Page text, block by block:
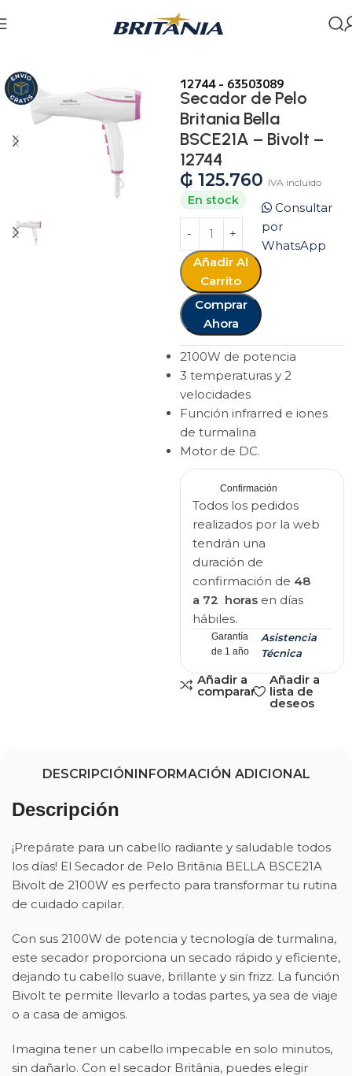
12744 - 63503089
Secador de Pelo
Britania Bella
BSCE21A – Bivolt –
12744
₲ 125.760 IVA incluido
En stock
Añadir Al
Carrito
Comprar
Ahora
Consultar
por
WhatsApp
2100W de potencia
3 temperaturas y 2
velocidades
Función infrarred e iones
de turmalina
Motor de DC.
Confirmación
Todos los pedidos
realizados por la web
tendrán una
duración de
confirmación de 48
a 72 horasen días
hábiles.
Garantía
de 1 año
Asistencia
Técnica
Añadir a
comparar
Añadir a
lista de
deseos
DESCRIPCIÓNINFORMACIÓN ADICIONAL
Descripción
¡Prepárate para un cabello radiante y saludable todos
los días! El Secador de Pelo Britânia BELLA BSCE21A
Bivolt de 2100W es perfecto para transformar tu rutina
de cuidado capilar.
Con sus 2100W de potencia y tecnología de turmalina,
este secador proporciona un secado rápido y eficiente,
dejando tu cabello suave, brillante y sin frizz. La función
Bivolt te permite llevarlo a todas partes, ya sea de viaje
o a casa de amigos.
Imagina tener un cabello impecable en solo minutos,
sin dañarlo. Con el secador Britânia, puedes elegir